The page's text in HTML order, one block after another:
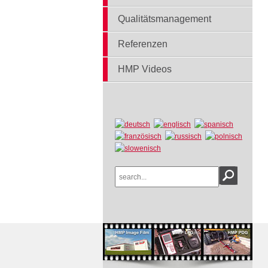
Qualitätsmanagement
Referenzen
HMP Videos